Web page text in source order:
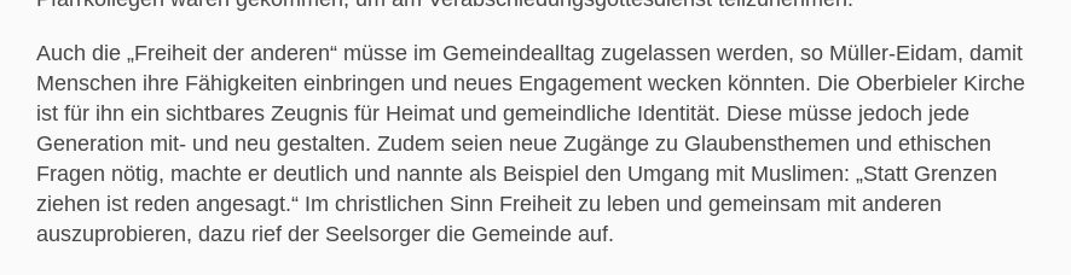
Auch die „Freiheit der anderen“ müsse im Gemeindealltag zugelassen werden, so Müller-Eidam, damit
Menschen ihre Fähigkeiten einbringen und neues Engagement wecken könnten. Die Oberbieler Kirche
ist für ihn ein sichtbares Zeugnis für Heimat und gemeindliche Identität. Diese müsse jedoch jede
Generation mit- und neu gestalten. Zudem seien neue Zugänge zu Glaubensthemen und ethischen
Fragen nötig, machte er deutlich und nannte als Beispiel den Umgang mit Muslimen: „Statt Grenzen
ziehen ist reden angesagt.“ Im christlichen Sinn Freiheit zu leben und gemeinsam mit anderen
auszuprobieren, dazu rief der Seelsorger die Gemeinde auf.